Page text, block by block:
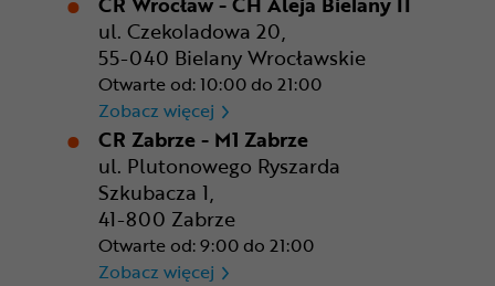
ul. Czekoladowa 20,
55-040 Bielany Wrocławskie
Otwarte od: 10:00 do 21:00
Zobacz więcej CR Wrocław - CH Aleja
CR Zabrze - M1 Zabrze
ul. Plutonowego Ryszarda
Szkubacza 1,
41-800 Zabrze
Otwarte od: 9:00 do 21:00
Zobacz więcej CR Zabrze - M1 Zabrze